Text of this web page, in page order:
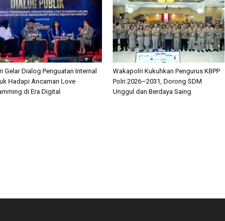
Gelar Dialog Penguatan Internal
Hadapi Ancaman Love
di Era Digital
Wakapolri Kukuhkan Pengurus KBPP
Polri 2026–2031, Dorong SDM
Unggul dan Berdaya Saing